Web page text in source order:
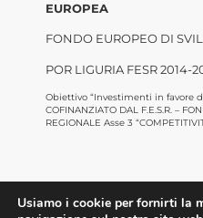
EUROPEA
FONDO EUROPEO DI
POR LIGURIA FESR 2014-
Obiettivo “Investimenti in favore
COFINANZIATO DAL F.E.S.R. –
REGIONALE Asse 3
Usiamo i cookie per fornirti la